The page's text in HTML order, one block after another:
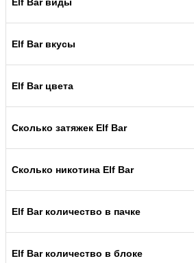
Elf Bar вкусы
Elf Bar цвета
Сколько затяжек Elf Bar
Сколько никотина Elf Bar
Elf Bar количество в пачке
Elf Bar количество в блоке